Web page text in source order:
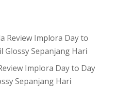
Review Implora Day to
Glossy Sepanjang Hari
Implora Day to Day
Sepanjang Hari